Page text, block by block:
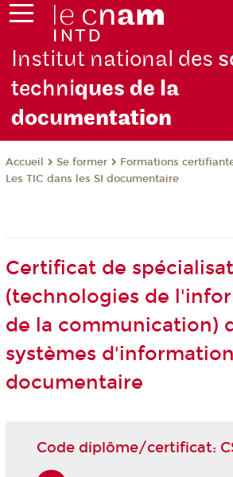
Institut national des
techniques de la
documentation
Accueil Se former
Formations
Les TIC dans les SI documentaire
Certificat de
(technologies de
de la communication)
systèmes d'information
documentaire
Code diplôme/certificat: